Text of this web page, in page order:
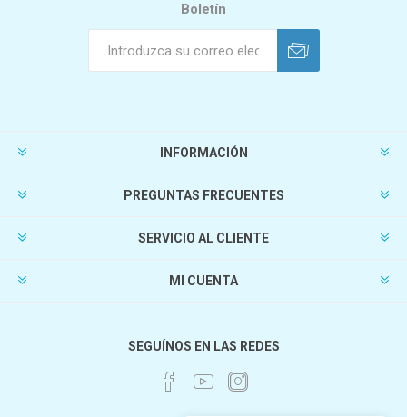
Boletín
INFORMACIÓN
PREGUNTAS FRECUENTES
SERVICIO AL CLIENTE
MI CUENTA
SEGUÍNOS EN LAS REDES